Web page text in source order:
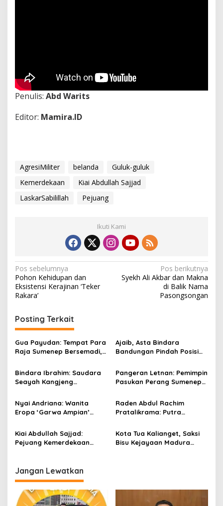
Penulis: Abd Warits
Editor: Mamira.ID
AgresiMiliter belanda
Guluk-guluk
Kemerdekaan
Kiai Abdullah Sajjad
LaskarSabilillah
Pejuang
Ikuti Kami
N
a
v
i
g
a
s
i
p
s
Pos sebelumnya
Pohon Kehidupan dan
Eksistensi Kerajinan ‘Teker
Rakara’
Pos berikutnya
Syekh Ali Akbar dan Makna
di Balik Nama
Pasongsongan
Posting Terkait
Gua Payudan: Tempat Para
Raja Sumenep Bersemadi,
Ajaib, Asta Bindara
Bandungan Pindah Posisi
Sang Ayah
Bindara Ibrahim: Saudara
Seayah Kangjeng
Pangeran Letnan: Pemimpin
Pasukan Perang Sumenep
Nyai Andriana: Wanita
Eropa ‘Garwa Ampian’
Pakunataningrat
Raden Abdul Rachim
Pratalikrama: Putra
Kemerdekaan RI
Kiai Abdullah Sajjad:
Pejuang Kemerdekaan
Kota Tua Kalianget, Saksi
Bisu Kejayaan Madura
Jangan Lewatkan